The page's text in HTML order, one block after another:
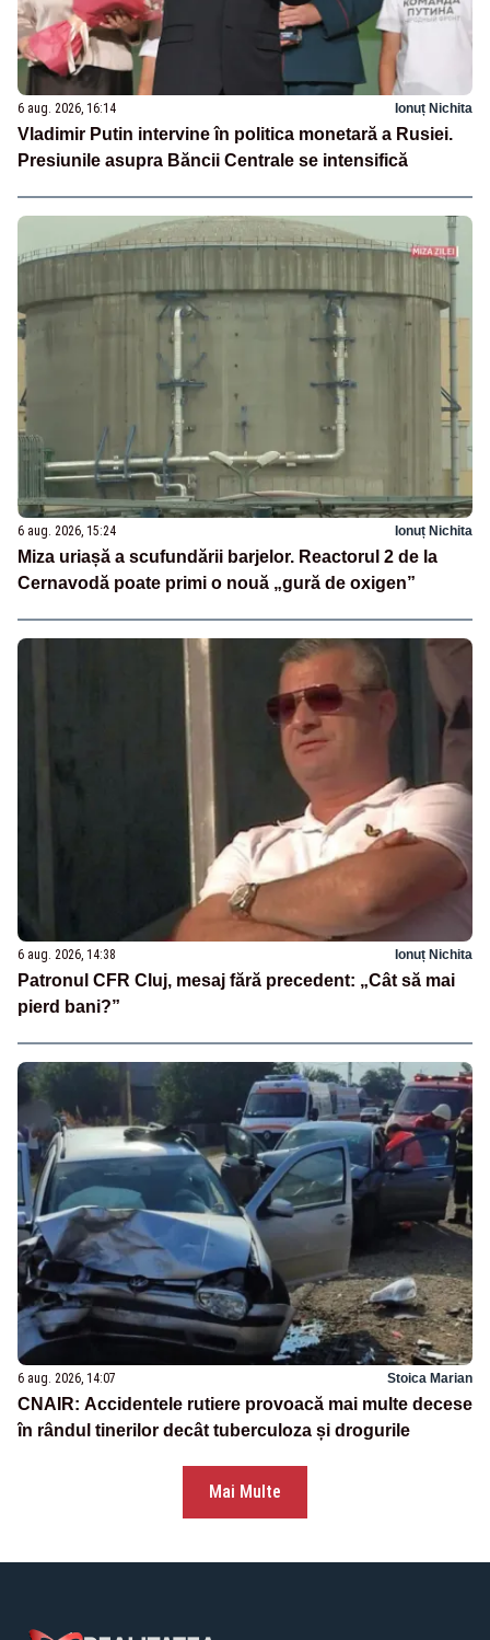
6 aug. 2026, 16:14 Ionuț Nichita
Vladimir Putin intervine în politica monetară a Rusiei.
Presiunile asupra Băncii Centrale se intensifică
6 aug. 2026, 15:24 Ionuț Nichita
Miza uriașă a scufundării barjelor. Reactorul 2 de la
Cernavodă poate primi o nouă „gură de oxigen”
6 aug. 2026, 14:38 Ionuț Nichita
Patronul CFR Cluj, mesaj fără precedent: „Cât să mai
pierd bani?”
6 aug. 2026, 14:07 Stoica Marian
CNAIR: Accidentele rutiere provoacă mai multe decese
în rândul tinerilor decât tuberculoza și drogurile
Mai Multe